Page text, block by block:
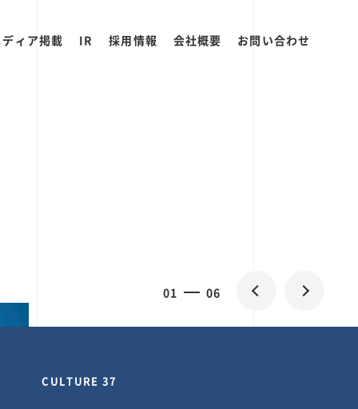
ィア掲載 IR 採用情報 会社概要 お問い合わせ
02 06
CULTURE 30